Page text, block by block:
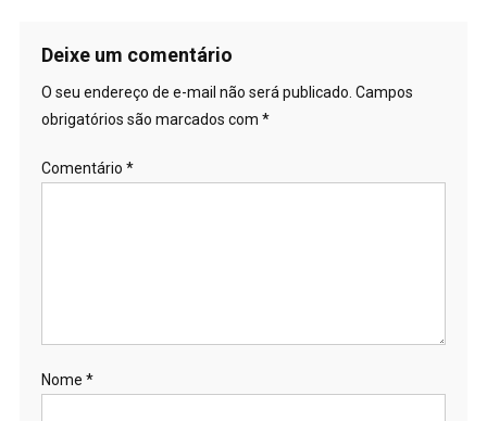
Deixe um comentário
O seu endereço de e-mail não será publicado. Campos
obrigatórios são marcados com *
Comentário *
Nome *